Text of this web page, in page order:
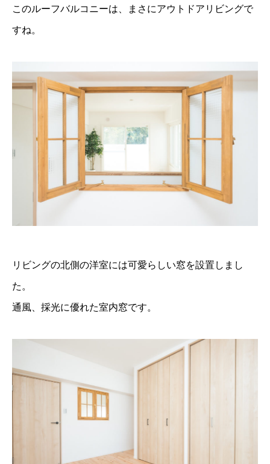
このルーフバルコニーは、まさにアウトドアリビングで
すね。
リビングの北側の洋室には可愛らしい窓を設置しまし
た。
通風、採光に優れた室内窓です。